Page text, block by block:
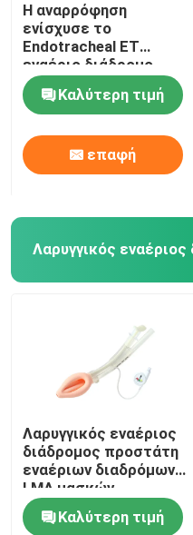
Βρογχικός Blocker
Καθετήρας
Τηλεοπτικές
Oropharyngeal
Συστατικά του
Κατατήρες OEM
Η αναρρόφηση
ενίσχυσε το
Endotracheal ET
εναέριο διάδρομο
Cuffed ISO13485
σωλήνων
πιστοποιημένο
Καλύτερη τιμή
επαφή
Λαρυγγικός εναέριος
διάδρομος προστάτη
εναέριων διαδρόμων
LMA μασκών
σιλικόνης ιατρικού
βαθμούΚαλύτερη τιμή